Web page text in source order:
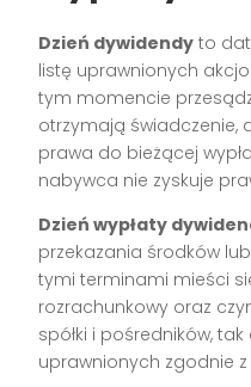
Dzień dywidendy to
listę uprawnionych
tym momencie
otrzymają świadczenie,
prawa do bieżącej
nabywca nie zyskuje
Dzień wypłaty
przekazania środków
tymi terminami mieści
rozrachunkowy oraz
spółki i pośredników,
uprawnionych zgodnie z